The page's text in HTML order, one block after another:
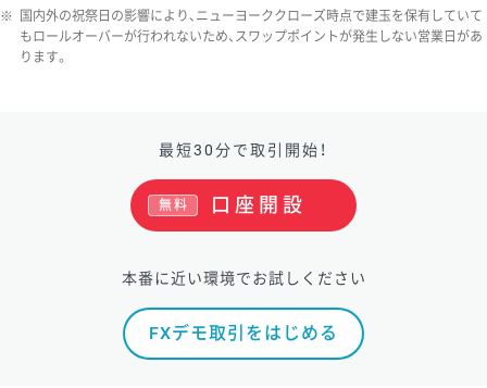
※
国内外の祝祭日の影響により、ニューヨーククローズ時点で建玉を保有していて
もロールオーバーが行われないため、スワップポイントが発生しない営業日があ
ります。
最短30分で取引開始！
口座開設
無料
本番に近い環境でお試しください
FXデモ取引をはじめる